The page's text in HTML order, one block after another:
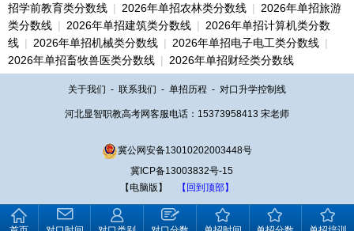
招学前教育类分数线 | 2026年单招农林类分数线 | 2026年单招旅游
类分数线 | 2026年单招建筑类分数线 | 2026年单招计算机类分数
线 | 2026年单招机械类分数线 | 2026年单招电子电工类分数线 |
2026年单招畜牧兽医类分数线 | 2026年单招财经类分数线
关于我们 - 联系我们 - 单招历程 - 对口升学控制线
河北显智职教高考网客服电话：15373958413 宋老师
冀公网安备13010202003448号
冀ICP备13003832号-15
【电脑版】
【回到顶部】